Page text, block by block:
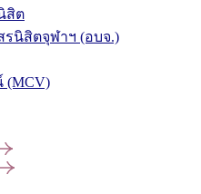
สิต
นิสิตจุฬาฯ (อบจ.)
(MCV)